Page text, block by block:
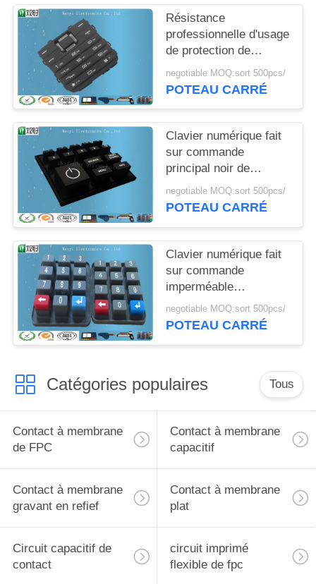
PRIVACY
POLICY
Résistance
professionnelle d'usage
de protection de
contact à membrane de
clavier numérique en
conducteur
negotiable MOQ:sort 500pcs/
POTEAU CARRÉ
Clavier numérique fait
sur commande
principal noir de
silicone/clavier
numérique en
d'écran en soie
negotiable MOQ:sort 500pcs/
POTEAU CARRÉ
Clavier numérique fait
sur commande
imperméable
écologique en
caoutchouc de silicone
negotiable MOQ:sort 500pcs/
POTEAU CARRÉ
Catégories populaires Tous
Contact à membrane
de FPC
Contact à membrane
capacitif
Contact à membrane
gravant en refief
Contact à membrane
plat
Circuit capacitif de
contact
circuit imprimé
flexible de fpc